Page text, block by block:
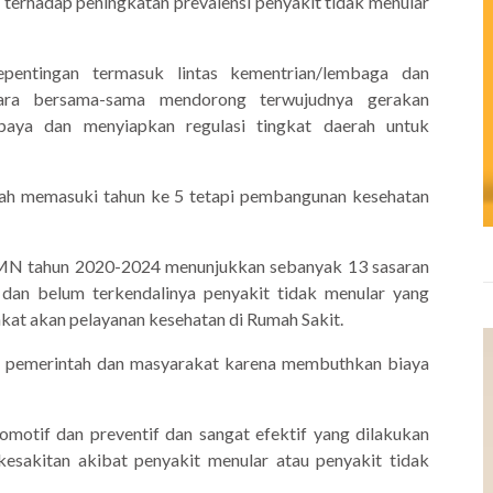
termasuk lintas kementrian/lembaga dan
bersama-sama mendorong terwujudnya gerakan
dan menyiapkan regulasi tingkat daerah untuk
memasuki tahun ke 5 tetapi pembangunan kesehatan
tahun 2020-2024 menunjukkan sebanyak 13 sasaran
belum terkendalinya penyakit tidak menular yang
akan pelayanan kesehatan di Rumah Sakit.
dan masyarakat karena membuthkan biaya
dan preventif dan sangat efektif yang dilakukan
akibat penyakit menular atau penyakit tidak